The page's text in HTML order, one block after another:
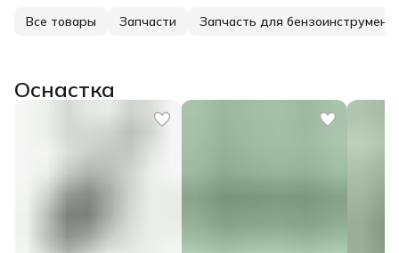
Все товары Запчасти Запчасть для
Оснастка